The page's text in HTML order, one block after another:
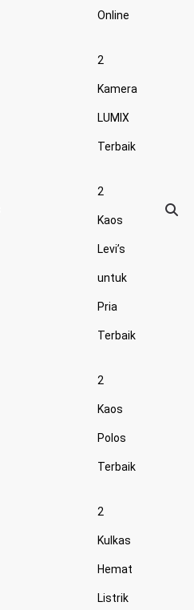
Online
2
Kamera
LUMIX
Terbaik
2
Kaos
Levi’s
untuk
Pria
Terbaik
2
Kaos
Polos
Terbaik
2
Kulkas
Hemat
Listrik